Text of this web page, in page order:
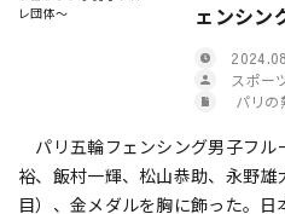
ェンシン
スポー
パリの
パリ五輪フェンシング男子フル
裕、飯村一輝、松山恭助、永野
目）、金メダルを胸に飾った。